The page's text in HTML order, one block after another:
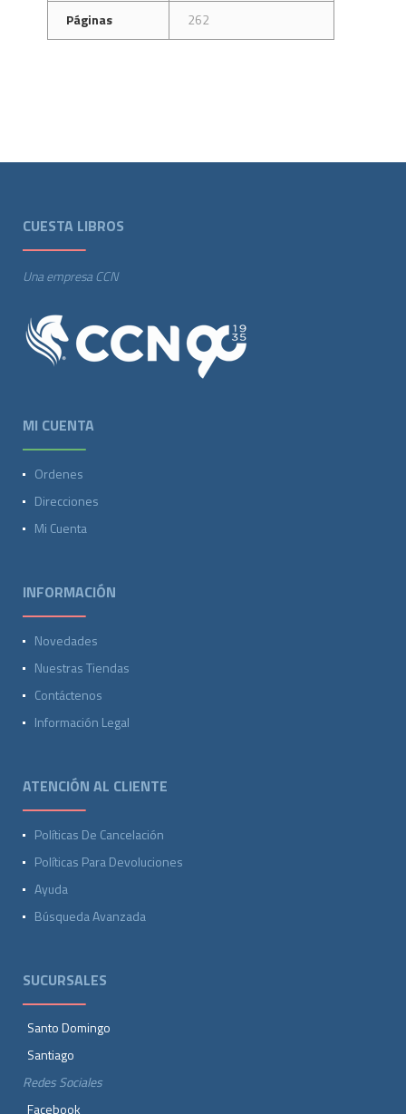
Páginas
262
CUESTA LIBROS
Una empresa CCN
MI CUENTA
Ordenes
Direcciones
Mi Cuenta
INFORMACIÓN
Novedades
Nuestras Tiendas
Contáctenos
Información Legal
ATENCIÓN AL CLIENTE
Políticas De Cancelación
Políticas Para Devoluciones
Ayuda
Búsqueda Avanzada
SUCURSALES
Santo Domingo
Santiago
Redes Sociales
Facebook